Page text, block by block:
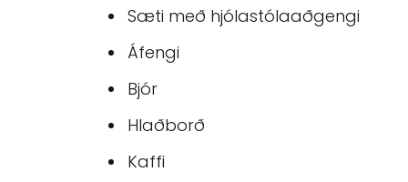
Sæti með hjólastólaaðgengi
Áfengi
Bjór
Hlaðborð
Kaffi